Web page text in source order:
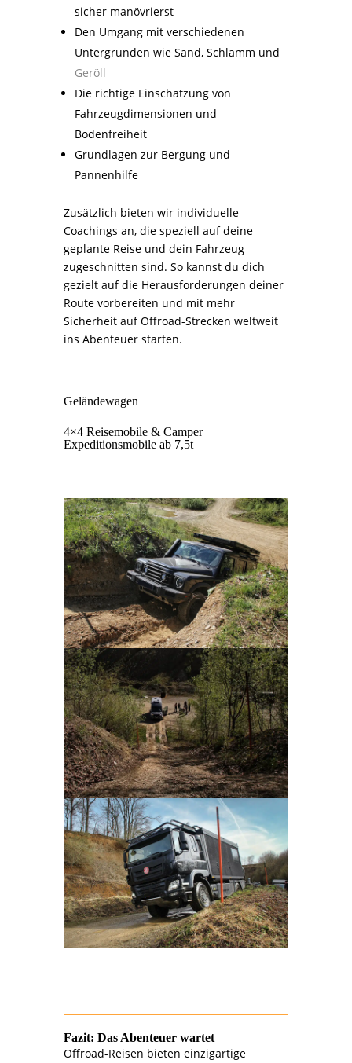
sicher manövrierst
Den Umgang mit verschiedenen
Untergründen wie Sand, Schlamm und
Geröll
Die richtige Einschätzung von
Fahrzeugdimensionen und
Bodenfreiheit
Grundlagen zur Bergung und
Pannenhilfe
Zusätzlich bieten wir individuelle
Coachings an, die speziell auf deine
geplante Reise und dein Fahrzeug
zugeschnitten sind. So kannst du dich
gezielt auf die Herausforderungen deiner
Route vorbereiten und mit mehr
Sicherheit auf Offroad-Strecken weltweit
ins Abenteuer starten.
Geländewagen
4×4 Reisemobile & Camper
Expeditionsmobile ab 7,5t
Fazit: Das Abenteuer wartet
Offroad-Reisen bieten einzigartige